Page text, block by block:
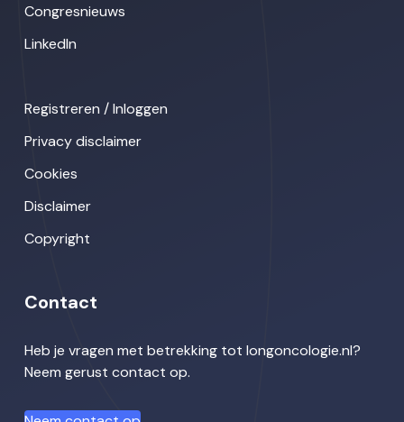
Congresnieuws
LinkedIn
Registreren / Inloggen
Privacy disclaimer
Cookies
Disclaimer
Copyright
Contact
Heb je vragen met betrekking tot longoncologie.nl?
Neem gerust contact op.